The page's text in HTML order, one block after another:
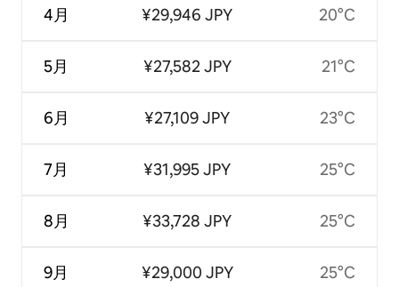
4月
5月
6月
7月
8月
9月
¥29,946 JPY
¥27,582 JPY
¥27,109 JPY
¥31,995 JPY
¥33,728 JPY
¥29,000 JPY
20°C
21°C
23°C
25°C
25°C
25°C